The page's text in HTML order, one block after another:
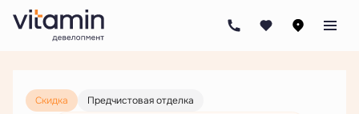
1-комнатная 6 708 000 руб.
5 132 000 руб.
Скидка
Предчистовая отделка